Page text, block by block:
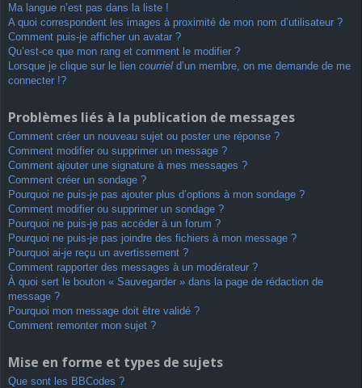
Ma langue n’est pas dans la liste !
A quoi correspondent les images à proximité de mon nom d’utilisateur ?
Comment puis-je afficher un avatar ?
Qu’est-ce que mon rang et comment le modifier ?
Lorsque je clique sur le lien courriel d’un membre, on me demande de me
connecter !?
Problèmes liés à la publication de messages
Comment créer un nouveau sujet ou poster une réponse ?
Comment modifier ou supprimer un message ?
Comment ajouter une signature à mes messages ?
Comment créer un sondage ?
Pourquoi ne puis-je pas ajouter plus d’options à mon sondage ?
Comment modifier ou supprimer un sondage ?
Pourquoi ne puis-je pas accéder à un forum ?
Pourquoi ne puis-je pas joindre des fichiers à mon message ?
Pourquoi ai-je reçu un avertissement ?
Comment rapporter des messages à un modérateur ?
À quoi sert le bouton « Sauvegarder » dans la page de rédaction de
message ?
Pourquoi mon message doit être validé ?
Comment remonter mon sujet ?
Mise en forme et types de sujets
Que sont les BBCodes ?